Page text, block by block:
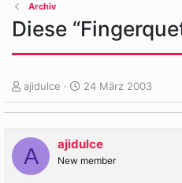
Archiv
Diese
E
r
s
t
l
l
ajidulce
E
r
s
t
e
l
24 März 2003
A ajidulce
New member